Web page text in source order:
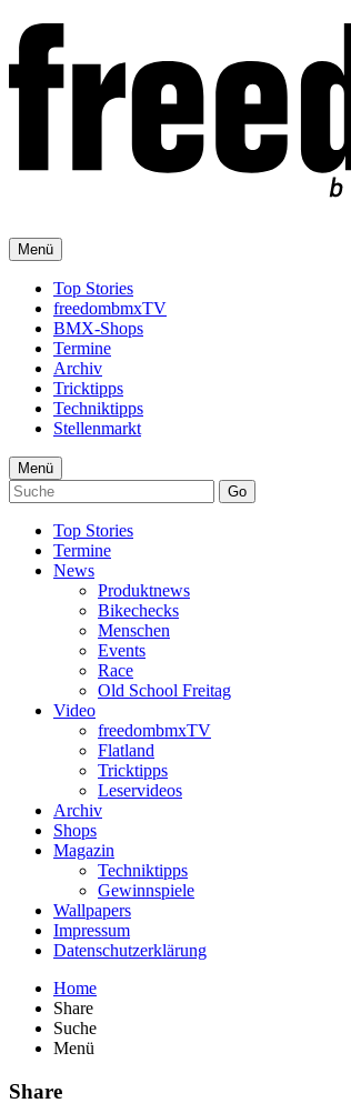
Menü
Top Stories
freedombmxTV
BMX-Shops
Termine
Archiv
Tricktipps
Techniktipps
Stellenmarkt
Menü
Go
Top Stories
Termine
News
Produktnews
Bikechecks
Menschen
Events
Race
Old School Freitag
Video
freedombmxTV
Flatland
Tricktipps
Leservideos
Archiv
Shops
Magazin
Techniktipps
Gewinnspiele
Wallpapers
Impressum
Datenschutzerklärung
Home
Share
Suche
Menü
Share